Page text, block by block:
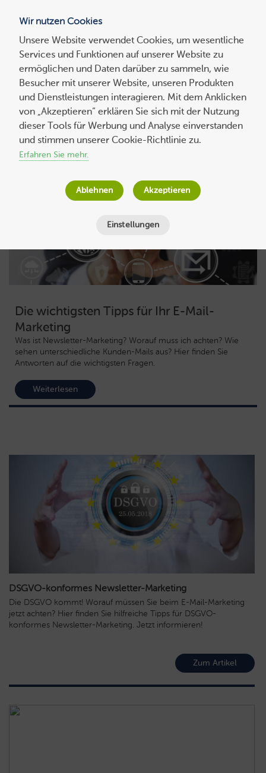
Suchen
nach:
Die wichtigsten Tipps für Ihr E-Mail-
Marketing
Was ist Newsletter-Marketing? Worauf muss ich achten? Wie
sehen unterschiedliche Kunden-Mails aus? Hier finden Sie
Antworten auf die wichtigsten Fragen.
Weiterlesen
DSGVO-konformes Newsletter-Marketing
Die DSGVO kommt! Worauf müssen Sie beim E-Mail-Marketing
jetzt achten? Hier finden Sie hilfreiche Tipps für DSGVO-
konformes Newsletter-Marketing. Jetzt informieren!
Zum Artikel
Wir nutzen Cookies
Unsere Website verwendet Cookies, um wesentliche
Services und Funktionen auf unserer Website zu
ermöglichen und Daten darüber zu sammeln, wie
Besucher mit unserer Website, unseren Produkten
und Dienstleistungen interagieren. Mit dem Anklicken
von „Akzeptieren“ erklären Sie sich mit der Nutzung
dieser Tools für Werbung und Analyse einverstanden
und stimmen unserer Cookie-Richtlinie zu.
Erfahren Sie mehr.
Einstellungen
Ablehnen Akzeptieren